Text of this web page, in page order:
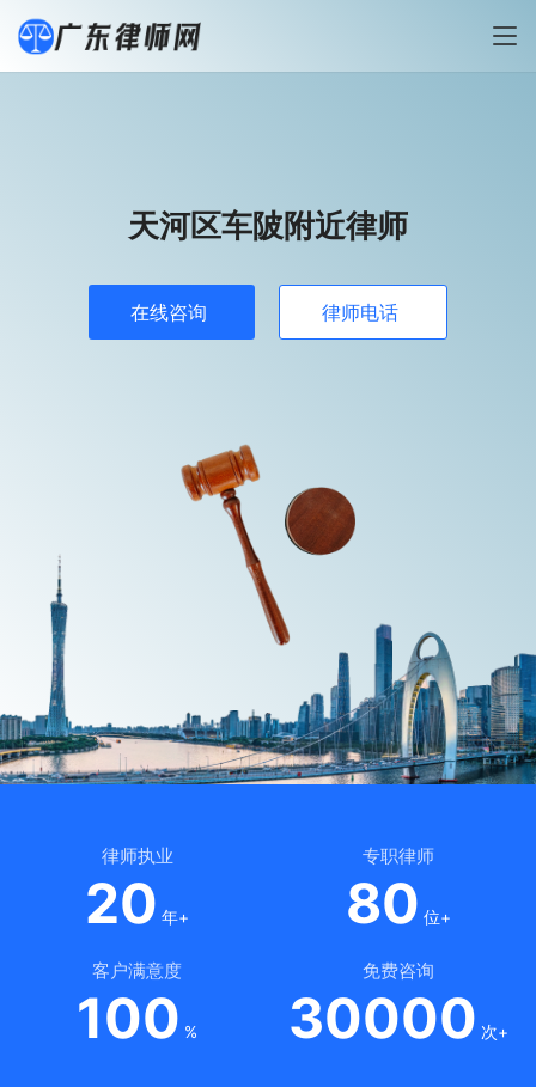
天河区车陂附近律师
在线咨询 律师电话
律师执业
20 年+
专职律师
80 位+
客户满意度
100 %
免费咨询
30000 次+